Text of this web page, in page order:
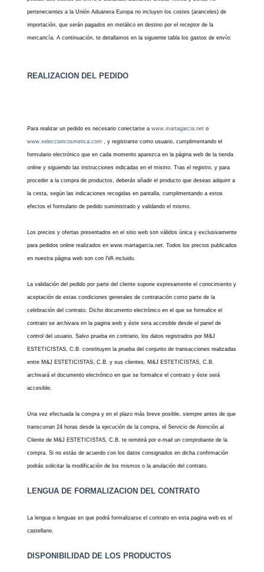
pertenecientes a la Unión Aduanera Europa no incluyen los costes (aranceles) de
importación, que serán pagados en metálico en destino por el receptor de la
mercancía. A continuación, te detallamos en la siguiente tabla los gastos de envío:
REALIZACION DEL PEDIDO
Para realizar un pedido es necesario conectarse a www.martagarcia.net o
www.seleccioncosmetica.com , y registrarse como usuario, cumplimentando el
formulario electrónico que en cada momento aparezca en la página web de la tienda
online y siguiendo las instrucciones indicadas en el mismo. Tras el registro, y para
proceder a la compra de productos, deberás añadir el producto que deseas adquirir a
la cesta, según las indicaciones recogidas en pantalla, cumplimentando a estos
efectos el formulario de pedido suministrado y validando el mismo.
Los precios y ofertas presentados en el sitio web son válidos única y exclusivamente
para pedidos online realizados en www.martagarcia.net. Todos los precios publicados
en nuestra página web son con IVA incluido.
La validación del pedido por parte del cliente supone expresamente el conocimiento y
aceptación de estas condiciones generales de contratación como parte de la
celebración del contrato. Dicho documento electrónico en el que se formalice el
contrato se archivara en la pagina web y éste sera accesible desde el panel de
control del usuario. Salvo prueba en contrario, los datos registrados por M&J
ESTETICISTAS, C.B. constituyen la prueba del conjunto de transacciones realizadas
entre M&J ESTETICISTAS, C.B. y sus clientes. M&J ESTETICISTAS, C.B.
archivará el documento electrónico en que se formalice el contrato y éste será
accesible.
Una vez efectuada la compra y en el plazo más breve posible, siempre antes de que
transcurran 24 horas desde la ejecución de la compra, el Servicio de Atención al
Cliente de M&J ESTETICISTAS, C.B. te remitirá por e-mail un comprobante de la
compra. Si no estás de acuerdo con los datos consignados en dicha confirmación
podrás solicitar la modificación de los mismos o la anulación del contrato.
LENGUA DE FORMALIZACION DEL CONTRATO
La lengua o lenguas en que podrá formalizarse el contrato en esta pagina web es el
castellano.
DISPONIBILIDAD DE LOS PRODUCTOS